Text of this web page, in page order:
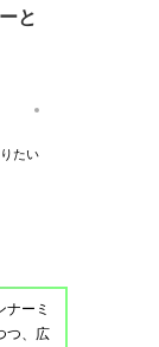
と
たい
ナーミ
つ、広